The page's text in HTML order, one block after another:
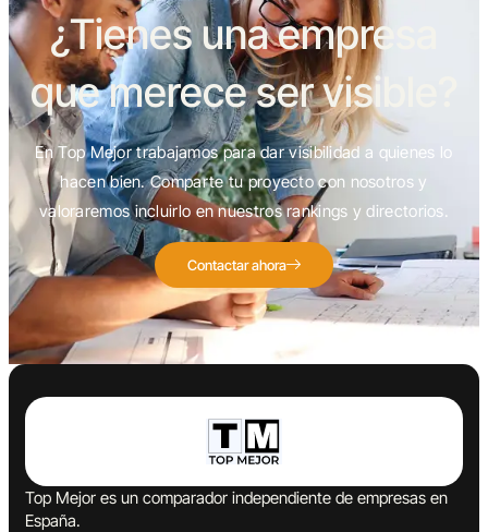
¿Tienes una empresa
que merece ser visible?
En Top Mejor trabajamos para dar visibilidad a quienes lo
hacen bien. Comparte tu proyecto con nosotros y
valoraremos incluirlo en nuestros rankings y directorios.
Contactar ahora
Top Mejor es un comparador independiente de empresas en
España.